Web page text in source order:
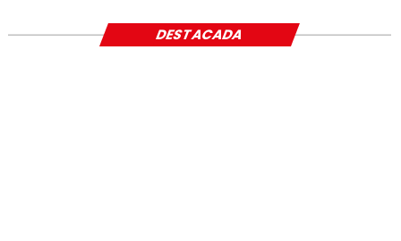
DESTACADA